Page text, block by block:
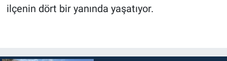
ilçenin dört bir yanında yaşatıyor.